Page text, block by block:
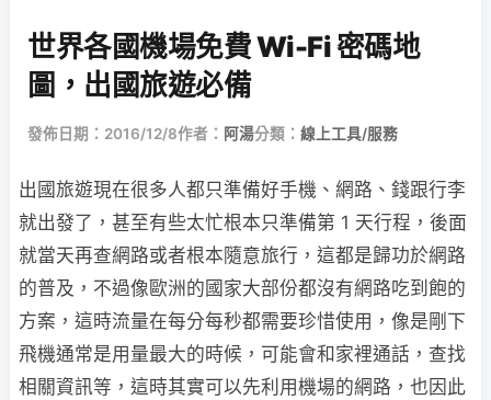
世界各國機場免費 Wi-Fi 密碼地
圖，出國旅遊必備
發佈日期：2016/12/8作者： 阿湯分類： 線上工具/服務
出國旅遊現在很多人都只準備好手機、網路、錢跟行李
就出發了，甚至有些太忙根本只準備第 1 天行程，後面
就當天再查網路或者根本隨意旅行，這都是歸功於網路
的普及，不過像歐洲的國家大部份都沒有網路吃到飽的
方案，這時流量在每分每秒都需要珍惜使用，像是剛下
飛機通常是用量最大的時候，可能會和家裡通話，查找
相關資訊等，這時其實可以先利用機場的網路，也因此